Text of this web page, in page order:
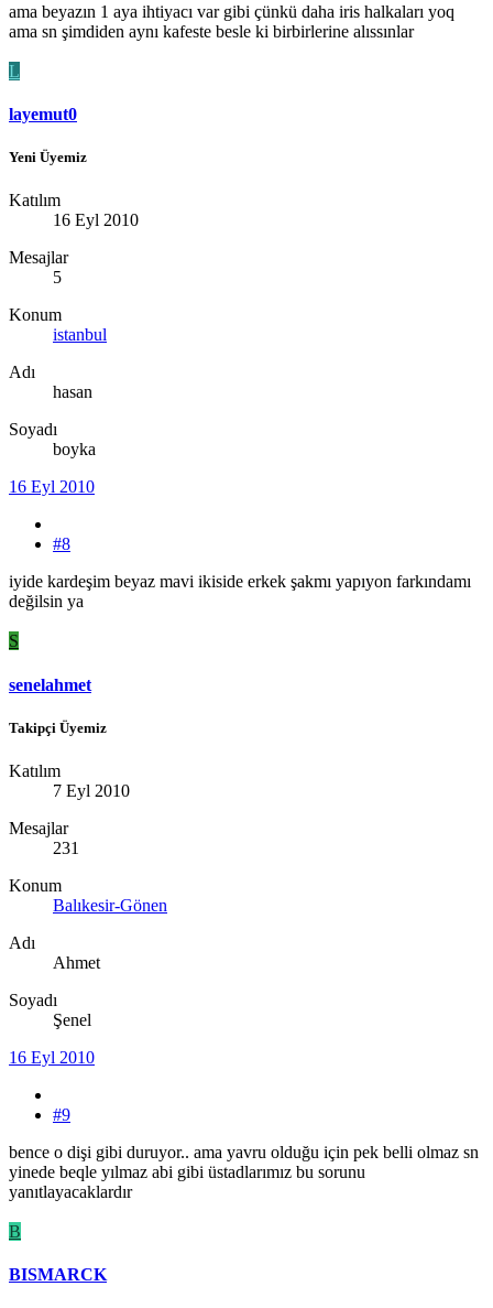
ama beyazın 1 aya ihtiyacı var gibi çünkü daha iris halkaları yoq
ama sn şimdiden aynı kafeste besle ki birbirlerine alıssınlar
L
layemut0
Yeni Üyemiz
Katılım
16 Eyl 2010
Mesajlar
5
Konum
istanbul
Adı
hasan
Soyadı
boyka
16 Eyl 2010
#8
iyide kardeşim beyaz mavi ikiside erkek şakmı yapıyon farkındamı
değilsin ya
S
senelahmet
Takipçi Üyemiz
Katılım
7 Eyl 2010
Mesajlar
231
Konum
Balıkesir-Gönen
Adı
Ahmet
Soyadı
Şenel
16 Eyl 2010
#9
bence o dişi gibi duruyor.. ama yavru olduğu için pek belli olmaz sn
yinede beqle yılmaz abi gibi üstadlarımız bu sorunu
yanıtlayacaklardır
B
BISMARCK